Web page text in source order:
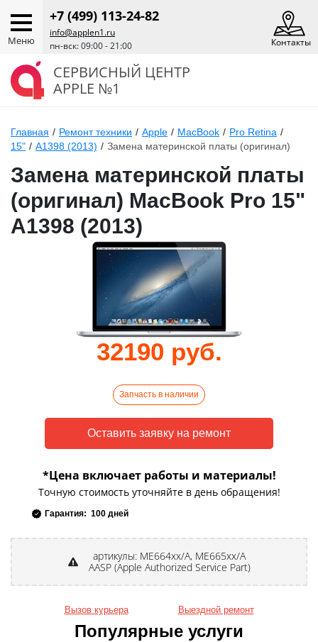
Меню
+7 (499) 113-24-82
info@applen1.ru
пн-вск: 09:00 - 21:00
Контакты
СЕРВИСНЫЙ ЦЕНТР
APPLE №1
Главная / Ремонт техники / Apple / MacBook / Pro Retina /
15" / A1398 (2013) / Замена материнской платы (оригинал)
Замена материнской платы
(оригинал) MacBook Pro 15"
A1398 (2013)
32190 руб.
Запчасть в наличии
*Цена включает работы и материалы!
Точную стоимость уточняйте в день обращения!
Гарантия: 100 дней
артикулы: ME664xx/A, ME665xx/A
AASP (Apple Authorized Service Part)
Вызов курьера Выездной ремонт
Популярные услуги